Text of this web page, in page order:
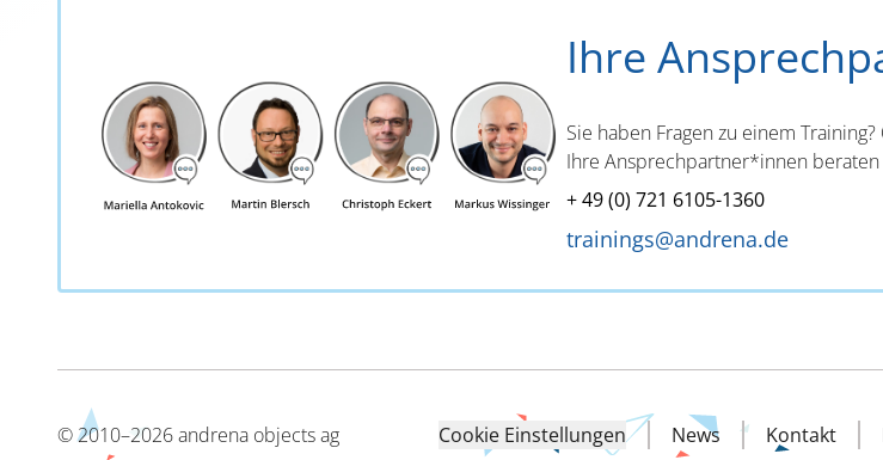
Ihre
Sie haben Fragen zu einem
Ihre Ansprechpartner*innen beraten
+ 49 (0) 721 6105-1360
trainings@andrena.de
©2010–2026andrena objects ag Cookie Einstellungen News Kontakt